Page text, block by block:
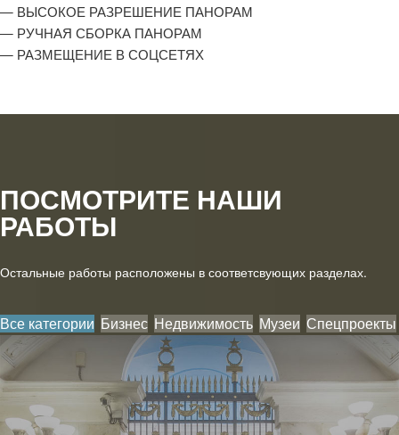
— ВЫСОКОЕ РАЗРЕШЕНИЕ ПАНОРАМ
— РУЧНАЯ СБОРКА ПАНОРАМ
— РАЗМЕЩЕНИЕ В СОЦСЕТЯХ
ПОСМОТРИТЕ НАШИ
РАБОТЫ
Остальные работы расположены в соответсвующих разделах.
Все категории Бизнес Недвижимость Музеи Спецпроекты